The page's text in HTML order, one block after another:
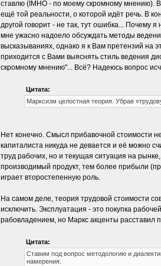
ставлю (IMHO - по моему скромному мнению).
ещё той реальности, о которой идёт речь. В
другой говорит - не так, тут ошибка... Почему
мне ужасно надоело обсуждать методы
высказываниях, однако я к Вам претензий на
приходится с Вами выяснять стиль ведения
скромному мнению"... Всё? Надеюсь вопрос
Цитата:
Марксизм целостная теория. Убрав
Нет конечно. Смысл прибавочной стоимости
капиталиста никуда не девается и её можно
труд рабочих, но и текущая ситуация на
производимый продукт, тем более прибыли
играет второстепенную роль.
На самом деле, теория трудовой стоимости
исключить. Эксплуатация - это покупка
рабовладением, но Маркс акценты расставил
Цитата:
Ставим под вопрос методологию и
намерения.